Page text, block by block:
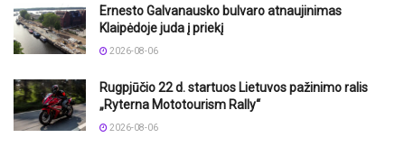
Ernesto Galvanausko bulvaro atnaujinimas
Klaipėdoje juda į priekį
2026-08-06
Rugpjūčio 22 d. startuos Lietuvos pažinimo ralis
„Ryterna Mototourism Rally“
2026-08-06